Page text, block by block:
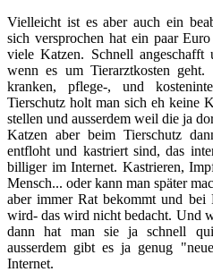
Vielleicht ist es aber auch ein
sich versprochen hat ein paar
viele Katzen. Schnell angeschafft
wenn es um Tierarztkosten
kranken, pflege-, und
Tierschutz holt man sich eh keine
stellen und ausserdem weil die ja
Katzen aber beim Tierschutz
entfloht und kastriert sind, das
billiger im Internet. Kastrieren,
Mensch... oder kann man später
aber immer Rat bekommt und bei
wird- das wird nicht bedacht. Und
dann hat man sie ja schnell
ausserdem gibt es ja genug
Internet.